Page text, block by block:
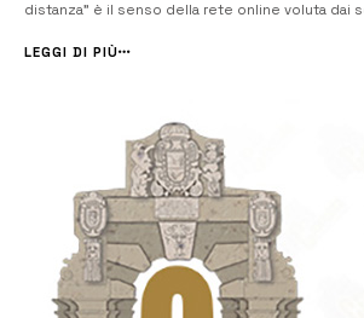
distanza” è il senso della rete online voluta dai
attrezziamo per essere, ancora una volta,
LEGGI DI PIÙ